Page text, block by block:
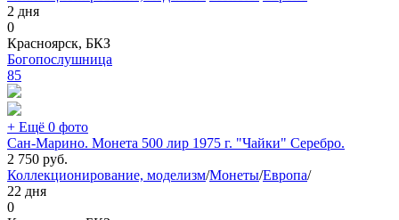
2 дня
0
Красноярск, БКЗ
Богопослушница
85
+ Ещё 0 фото
Сан-Марино. Монета 500 лир 1975 г. "Чайки" Серебро.
2 750 руб.
Коллекционирование, моделизм/Монеты/Европа/
22 дня
0